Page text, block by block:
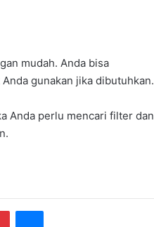
mudah. Anda bisa
gunakan jika dibutuhkan.
Anda perlu mencari filter dan
PinterestMessenger